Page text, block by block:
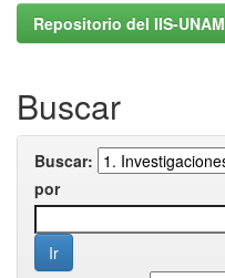
Repositorio del IIS-UNAM
Buscar
Buscar:
por